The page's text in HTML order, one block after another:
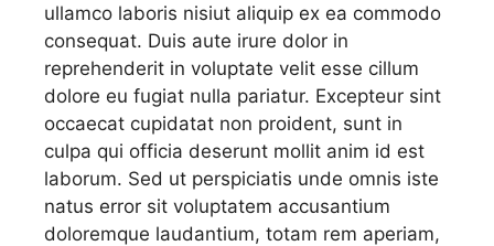
ullamco laboris nisiut aliquip ex ea commodo
consequat. Duis aute irure dolor in
reprehenderit in voluptate velit esse cillum
dolore eu fugiat nulla pariatur. Excepteur sint
occaecat cupidatat non proident, sunt in
culpa qui officia deserunt mollit anim id est
laborum. Sed ut perspiciatis unde omnis iste
natus error sit voluptatem accusantium
doloremque laudantium, totam rem aperiam,